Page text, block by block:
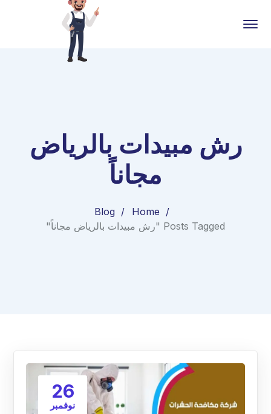
رش مبيدات بالرياض
مجاناً
Home
Blog
Posts Tagged "رش مبيدات بالرياض مجاناً"
26
نوفمبر